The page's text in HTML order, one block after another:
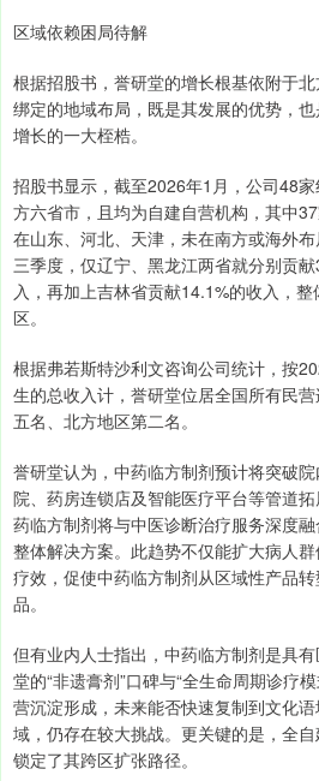
区域依赖困局待解
根据招股书，誉研堂的增长根基依附于
绑定的地域布局，既是其发展的优势，
增长的一大桎梏。
招股书显示，截至2026年1月，公司48
方六省市，且均为自建自营机构，其中
在山东、河北、天津，未在南方或海外
三季度，仅辽宁、黑龙江两省就分别贡
入，再加上吉林省贡献14.1%的收入，
区。
根据弗若斯特沙利文咨询公司统计，按
生的总收入计，誉研堂位居全国所有民
五名、北方地区第二名。
誉研堂认为，中药临方制剂预计将突破
院、药房连锁店及智能医疗平台等管道
药临方制剂将与中医诊断治疗服务深度
整体解决方案。此趋势不仅能扩大病人
疗效，促使中药临方制剂从区域性产品
品。
但有业内人士指出，中药临方制剂是具
堂的“非遗膏剂”口碑与“全生命周期诊疗
营沉淀形成，未来能否快速复制到文化
域，仍存在较大挑战。更关键的是，全
锁定了其跨区扩张路径。